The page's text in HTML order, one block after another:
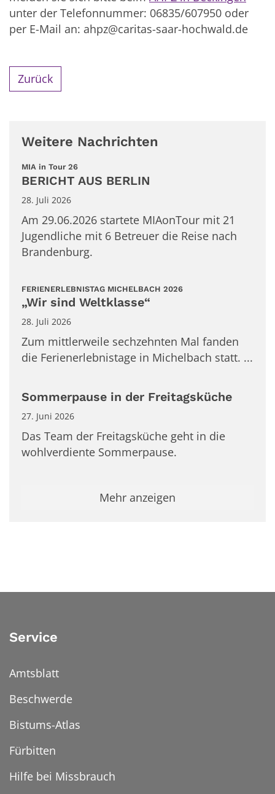
unter der Telefonnummer: 06835/607950 oder
per E-Mail an: ahpz@caritas-saar-hochwald.de
Zurück
Weitere Nachrichten
MIA in Tour 26:
BERICHT AUS BERLIN
28. Juli 2026
Am 29.06.2026 startete MIAonTour mit 21
Jugendliche mit 6 Betreuer die Reise nach
Brandenburg.
FERIENERLEBNISTAG MICHELBACH 2026:
„Wir sind Weltklasse“
28. Juli 2026
Zum mittlerweile sechzehnten Mal fanden
die Ferienerlebnistage in Michelbach statt. ...
Sommerpause in der Freitagsküche
27. Juni 2026
Das Team der Freitagsküche geht in die
wohlverdiente Sommerpause.
Mehr anzeigen
Service
Amtsblatt
Beschwerde
Bistums-Atlas
Fürbitten
Hilfe bei Missbrauch